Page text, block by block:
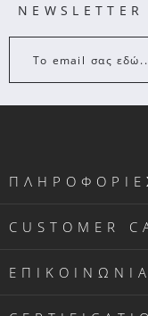
Το email σας
CUSTOMER
ΕΠΙΚΟΙΝΩΝΙΑ